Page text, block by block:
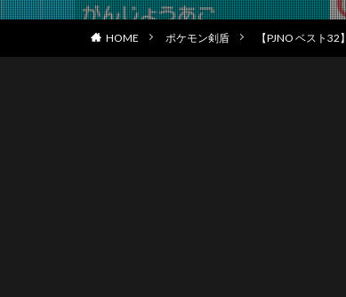
HOME ポケモン剣盾 【PJNO ベスト